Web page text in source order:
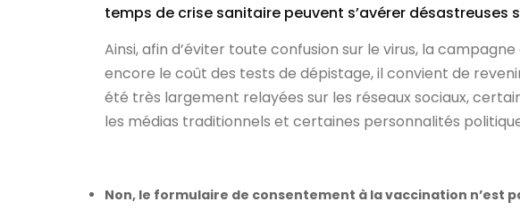
temps de crise sanitaire peuvent s’avérer désastreuses
Ainsi, afin d’éviter toute confusion sur le virus, la
encore le coût des tests de dépistage, il convient de
été très largement relayées sur les réseaux sociaux,
les médias traditionnels et certaines personnalités
Non, le formulaire de consentement à la vaccination n’est